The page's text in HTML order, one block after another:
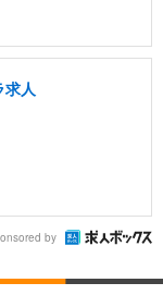
人
by